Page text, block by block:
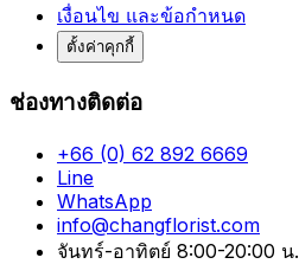
เงื่อนไข และข้อกำหนด
ตั้งค่าคุกกี้
ช่องทางติดต่อ
+66 (0) 62 892 6669
Line
WhatsApp
info@changflorist.com
จันทร์-อาทิตย์ 8:00-20:00 น.